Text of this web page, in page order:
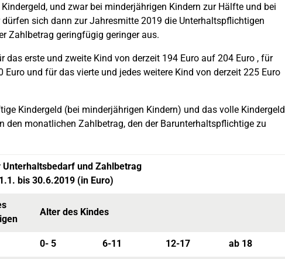
und zwar bei minderjährigen Kindern zur Hälfte und bei
sich dann zur Jahresmitte 2019 die Unterhaltspflichtigen
Zahlbetrag geringfügig geringer aus.
das erste und zweite Kind von derzeit 194 Euro auf 204 Euro , für
und für das vierte und jedes weitere Kind von derzeit 225 Euro
Kindergeld (bei minderjährigen Kindern) und das volle Kindergeld
den monatlichen Zahlbetrag, den der Barunterhaltspflichtige zu
Unterhaltsbedarf und Zahlbetrag
bis 30.6.2019 (in Euro)
Alter des Kindes
0- 5 6-11 12-17 ab 18